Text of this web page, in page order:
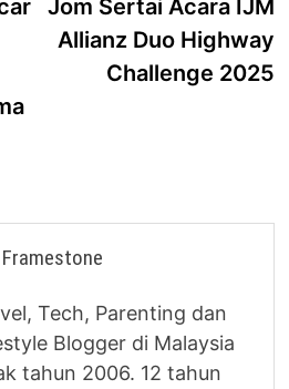
Jom Sertai Acara IJM
Allianz Duo Highway
Challenge 2025
Tech, Parenting dan
Blogger di Malaysia
tahun 2006. 12 tahun